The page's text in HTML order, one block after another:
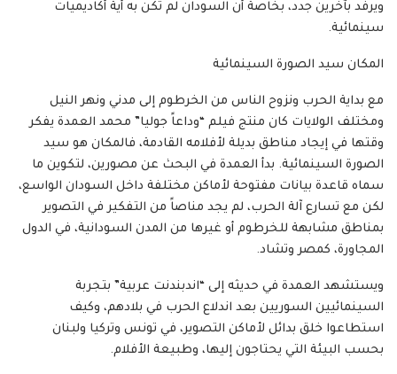
ويرفد بآخرين جدد، بخاصة أن السودان لم تكن به أية أكاديميات
سينمائية.
المكان سيد الصورة السينمائية
مع بداية الحرب ونزوح الناس من الخرطوم إلى مدني ونهر النيل
ومختلف الولايات كان منتج فيلم “وداعاً جوليا” محمد العمدة يفكر
وقتها في إيجاد مناطق بديلة لأفلامه القادمة، فالمكان هو سيد
الصورة السينمائية. بدأ العمدة في البحث عن مصورين، لتكوين ما
سماه قاعدة بيانات مفتوحة لأماكن مختلفة داخل السودان الواسع،
لكن مع تسارع آلة الحرب، لم يجد مناصاً من التفكير في التصوير
بمناطق مشابهة للخرطوم أو غيرها من المدن السودانية، في الدول
المجاورة، كمصر وتشاد.
ويستشهد العمدة في حديثه إلى “اندبندنت عربية” بتجربة
السينمائيين السوريين بعد اندلاع الحرب في بلادهم، وكيف
استطاعوا خلق بدائل لأماكن التصوير، في تونس وتركيا ولبنان
بحسب البيئة التي يحتاجون إليها، وطبيعة الأفلام.